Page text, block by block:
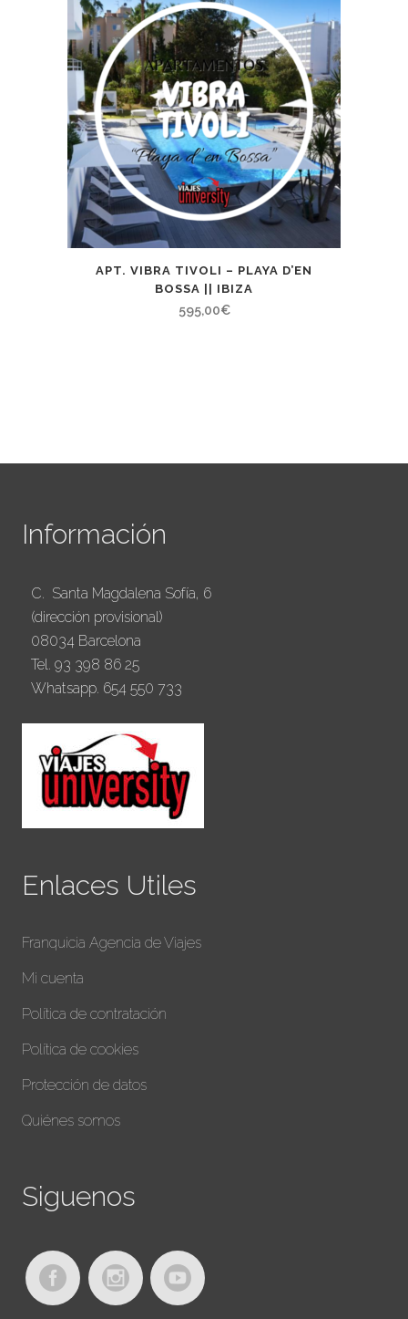
desde
199,00€
hasta
275,00€
APT. VIBRA TIVOLI – PLAYA D’EN
BOSSA || IBIZA
595,00€
Información
C. Santa Magdalena Sofía, 6
(dirección provisional)
08034 Barcelona
Tel. 93 398 86 25
Whatsapp. 654 550 733
Enlaces Utiles
Franquicia Agencia de Viajes
Mi cuenta
Política de contratación
Política de cookies
Protección de datos
Quiénes somos
Siguenos